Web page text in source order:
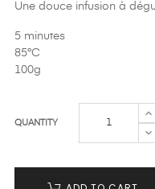
Une douce infusion à
5 minutes
85°C
100g
QUANTITY